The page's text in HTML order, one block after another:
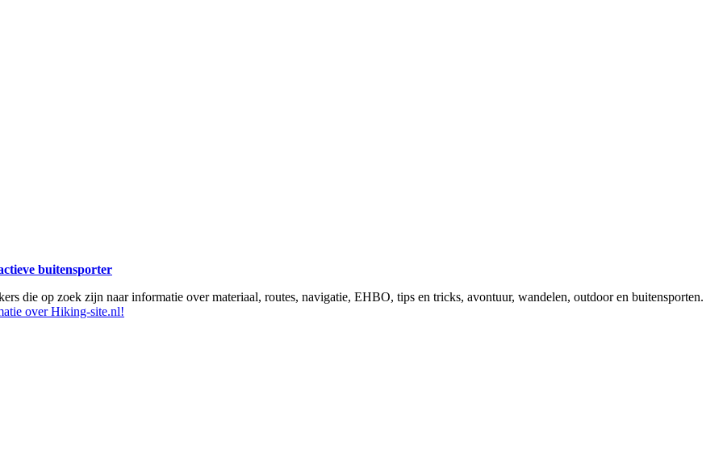
buitensporter
die op zoek zijn naar informatie over materiaal, routes, navigatie, EHBO, tips en tricks, avontuur, wandelen, outdoor en buitensporten.
over Hiking-site.nl!